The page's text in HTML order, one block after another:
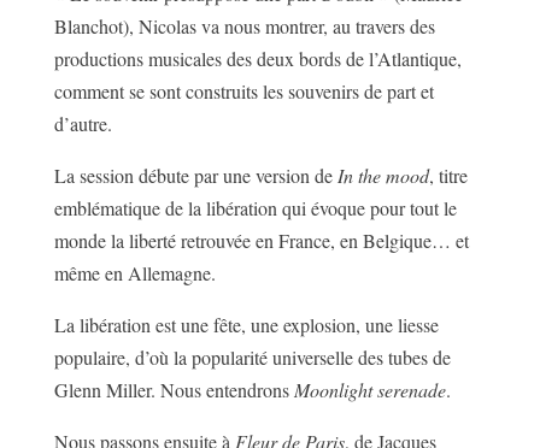
Blanchot), Nicolas va nous montrer, au travers des
productions musicales des deux bords de l’Atlantique,
comment se sont construits les souvenirs de part et
d’autre.
La session débute par une version de In the mood, titre
emblématique de la libération qui évoque pour tout le
monde la liberté retrouvée en France, en Belgique… et
même en Allemagne.
La libération est une fête, une explosion, une liesse
populaire, d’où la popularité universelle des tubes de
Glenn Miller. Nous entendrons Moonlight serenade.
Nous passons ensuite à Fleur de Paris, de Jacques